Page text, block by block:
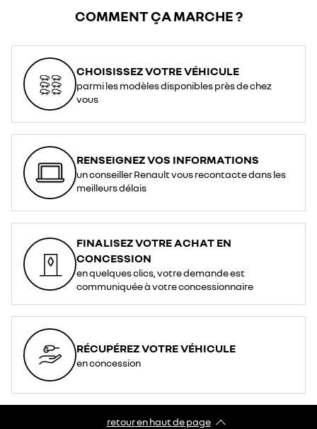
COMMENT ÇA MARCHE ?
CHOISISSEZ VOTRE VÉHICULE
parmi les modèles disponibles près de chez
vous
RENSEIGNEZ VOS INFORMATIONS
un conseiller Renault vous recontacte dans les
meilleurs délais
FINALISEZ VOTRE ACHAT EN
CONCESSION
en quelques clics, votre demande est
communiquée à votre concessionnaire
RÉCUPÉREZ VOTRE VÉHICULE
en concession
retour en haut de page​